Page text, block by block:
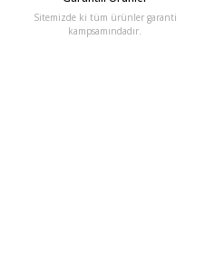
Sitemizde ki tüm ürünler garanti
kampsamındadır.